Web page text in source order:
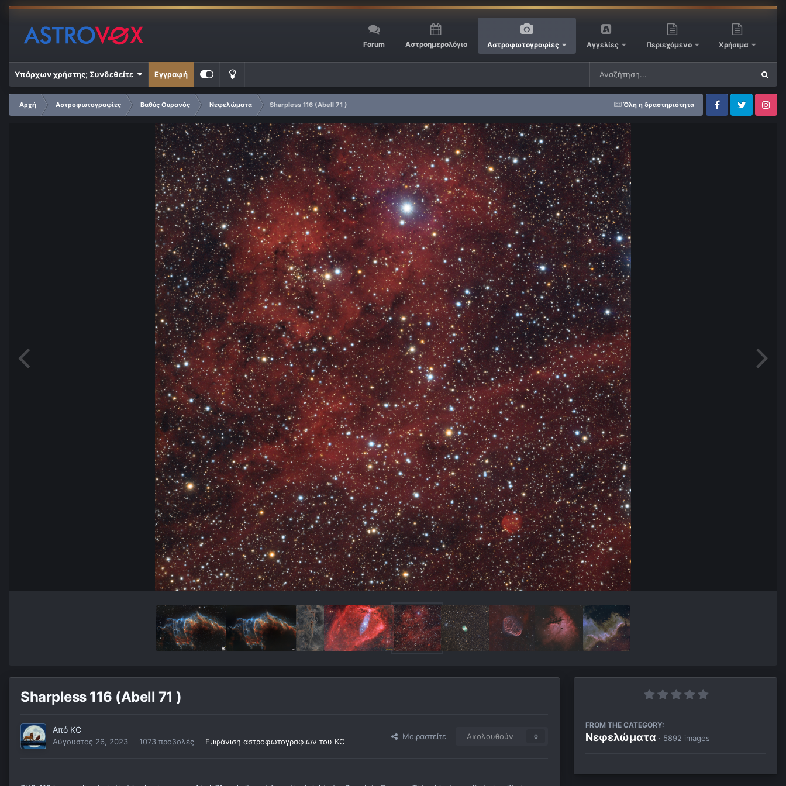
Forum Αστροημερολόγιο Αστροφωτογραφίες Αγγελίες Περιεχόμενο Χρήσιμα
Υπάρχων χρήστης; Συνδεθείτε Εγγραφή
Όλη η δραστηριότητα
Αρχή Αστροφωτογραφίες Βαθύς Ουρανός Νεφελώματα
Sharpless 116 (Abell 71 )
FacebookTwitter Instagram
Sharpless 116 (Abell 71 )
Από KC
Αύγουστος 26, 2023 1073 προβολές Εμφάνιση αστροφωτογραφιών του KC
Μοιραστείτε Ακολουθούν 0
FROM THE CATEGORY:
Νεφελώματα · 5892 images